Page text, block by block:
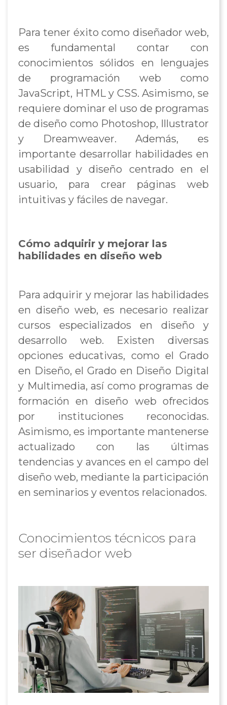
Para tener éxito como diseñador web,
es fundamental contar con
conocimientos sólidos en lenguajes
de programación web como
JavaScript, HTML y CSS. Asimismo, se
requiere dominar el uso de programas
de diseño como Photoshop, Illustrator
y Dreamweaver. Además, es
importante desarrollar habilidades en
usabilidad y diseño centrado en el
usuario, para crear páginas web
intuitivas y fáciles de navegar.
Cómo adquirir y mejorar las
habilidades en diseño web
Para adquirir y mejorar las habilidades
en diseño web, es necesario realizar
cursos especializados en diseño y
desarrollo web. Existen diversas
opciones educativas, como el Grado
en Diseño, el Grado en Diseño Digital
y Multimedia, así como programas de
formación en diseño web ofrecidos
por instituciones reconocidas.
Asimismo, es importante mantenerse
actualizado con las últimas
tendencias y avances en el campo del
diseño web, mediante la participación
en seminarios y eventos relacionados.
Conocimientos técnicos para
ser diseñador web